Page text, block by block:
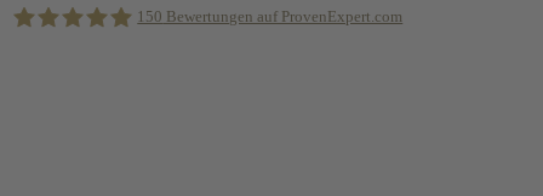
150 Bewertungen auf ProvenExpert.com